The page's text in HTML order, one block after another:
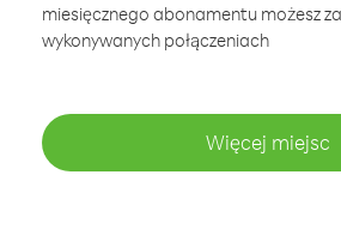
miesięcznego abonamentu możesz
wykonywanych połączeniach
Więcej miejsc